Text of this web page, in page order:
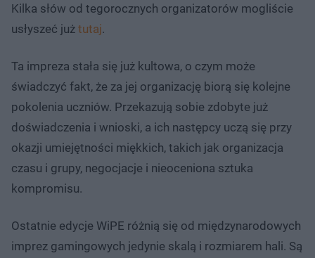
Kilka słów od tegorocznych organizatorów mogliście
usłyszeć już tutaj.
Ta impreza stała się już kultowa, o czym może
świadczyć fakt, że za jej organizację biorą się kolejne
pokolenia uczniów. Przekazują sobie zdobyte już
doświadczenia i wnioski, a ich następcy uczą się przy
okazji umiejętności miękkich, takich jak organizacja
czasu i grupy, negocjacje i nieoceniona sztuka
kompromisu.
Ostatnie edycje WiPE różnią się od międzynarodowych
imprez gamingowych jedynie skalą i rozmiarem hali. Są